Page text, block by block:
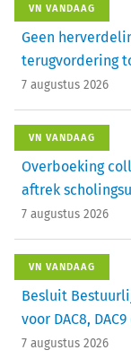
VN VANDAAG
Geen
terugvordering
7 augustus 2026
VN VANDAAG
Overboeking
aftrek
7 augustus 2026
VN VANDAAG
Besluit
voor DAC8,
7 augustus 2026